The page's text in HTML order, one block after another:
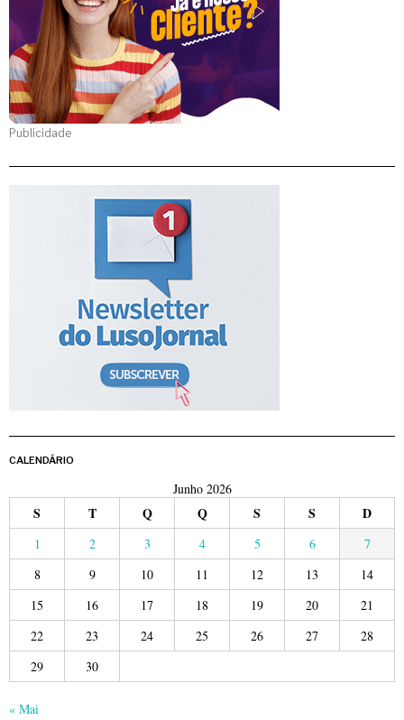
Publicidade
CALENDÁRIO
Junho 2026
S T Q Q S S D
1 2 3 4 5 6
7
8
9 10 11 12 13
14
15
16 17 18 19 20
21
22
23 24 25 26 27
28
29
30
« Mai